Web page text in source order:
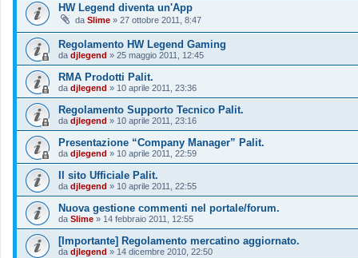
HW Legend diventa un'App
da Slime » 27 ottobre 2011, 8:47
Regolamento HW Legend Gaming
da djlegend » 25 maggio 2011, 12:45
RMA Prodotti Palit.
da djlegend » 10 aprile 2011, 23:36
Regolamento Supporto Tecnico Palit.
da djlegend » 10 aprile 2011, 23:16
Presentazione “Company Manager” Palit.
da djlegend » 10 aprile 2011, 22:59
Il sito Ufficiale Palit.
da djlegend » 10 aprile 2011, 22:55
Nuova gestione commenti nel portale/forum.
da Slime » 14 febbraio 2011, 12:55
[Importante] Regolamento mercatino aggiornato.
da djlegend » 14 dicembre 2010, 22:50